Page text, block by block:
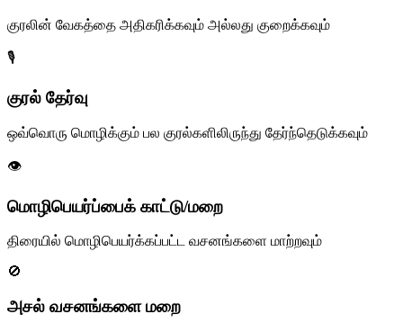
குரலின் வேகத்தை அதிகரிக்கவும் அல்லது குறைக்கவும்
🎙️
குரல் தேர்வு
ஒவ்வொரு மொழிக்கும் பல குரல்களிலிருந்து தேர்ந்தெடுக்கவும்
👁️
மொழிபெயர்ப்பைக் காட்டு/மறை
திரையில் மொழிபெயர்க்கப்பட்ட வசனங்களை மாற்றவும்
🚫
அசல் வசனங்களை மறை